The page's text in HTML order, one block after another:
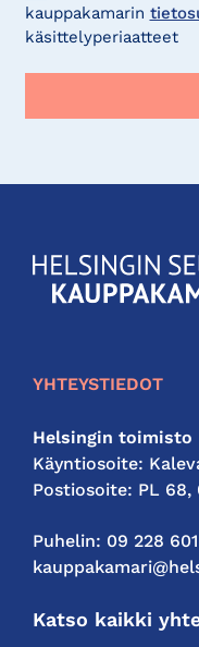
kauppakamarin
käsittelyperiaatteet
seudun
YHTEYSTIEDOT
Helsingin toimisto
Käyntiosoite:
Postiosoite: PL 68,
Puhelin: 09 228
Katso kaikki